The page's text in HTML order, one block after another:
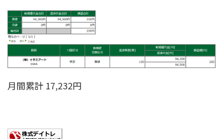
月間累計 17,232円